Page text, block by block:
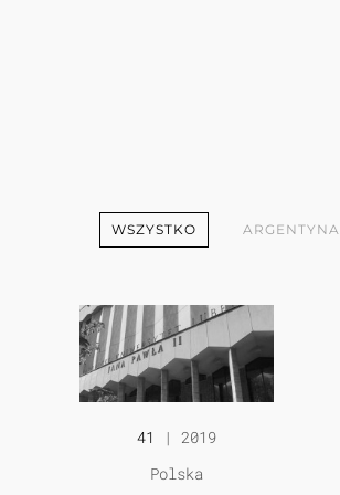
WSZYSTKO ARGENTYNA
41
| 2019
Polska